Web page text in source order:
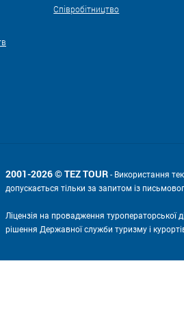
Співробітництво
2001-2026 © TEZ TOUR- Використання
допускається тільки за запитом із
Ліцензія на провадження туроператорської
рішення Державної служби туризму і